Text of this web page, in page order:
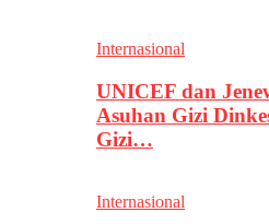
Internasional
UNICEF dan
Asuhan Gizi
Gizi…
Internasional